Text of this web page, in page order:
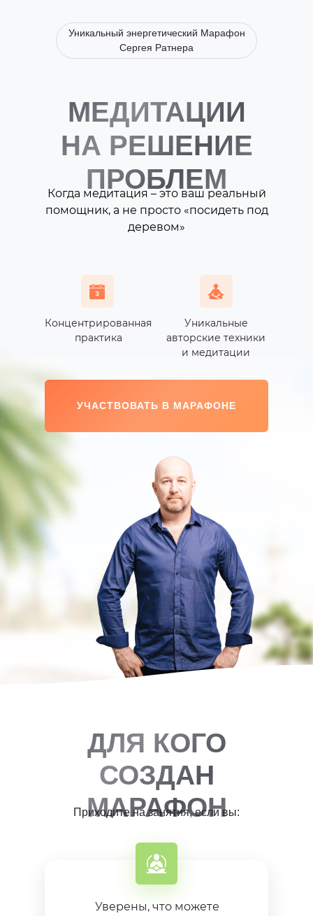
МЕДИТАЦИИ
НА РЕШЕНИЕ
ПРОБЛЕМ
Концентрированная
практика
Уникальные
авторские техники
и медитации
УЧАСТВОВАТЬ В МАРАФОНЕ
Уникальный энергетический Марафон
Сергея Ратнера
в подарок
Биоэнергетики”
Когда медитация – это ваш реальный
помощник, а не просто «посидеть под
деревом»
ДЛЯ КОГО
СОЗДАН
МАРАФОН
Приходите на занятия, если вы:
Уверены, что можете